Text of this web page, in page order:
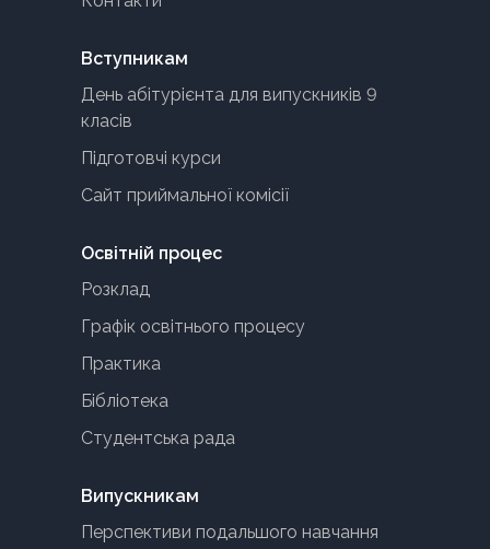
Вступникам
День абітурієнта для випускників 9
класів
Підготовчі курси
Сайт приймальної комісії
Освітній процес
Розклад
Графік освітнього процесу
Практика
Бібліотека
Студентська рада
Випускникам
Перспективи подальшого навчання